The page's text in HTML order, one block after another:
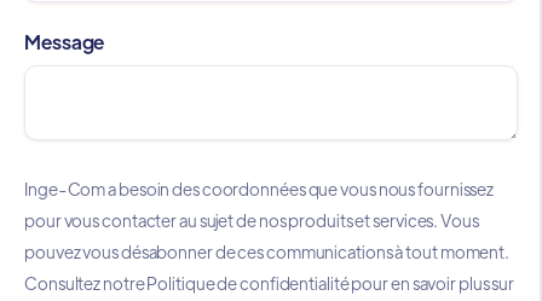
Message
Inge-Com a besoin des coordonnées que vous nous fournissez
pour vous contacter au sujet de nos produits et services. Vous
pouvez vous désabonner de ces communications à tout moment.
Consultez notre Politique de confidentialité pour en savoir plus sur